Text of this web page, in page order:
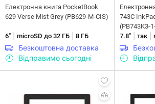
Електронна книга PocketBook
629 Verse Mist Grey (PB629-M-CIS)
6" microSD до 32 ГБ 8 ГБ
Безкоштовна доставка
Відправимо сьогодні
743C
(PB743K3-
7.8"
так